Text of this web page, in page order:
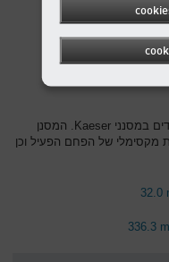
עמודות הפחם הפעיל ACT חייבים להיות מצוידים במסנני Kaeser. המסנן
מקסימלי של הפחם הפעיל וכן